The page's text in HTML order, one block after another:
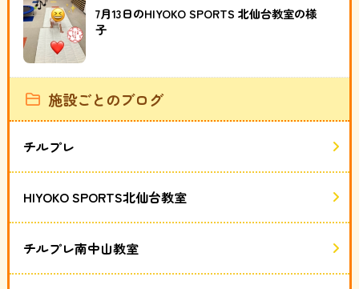
7月13日のHIYOKO SPORTS 北仙台教室の様
子
施設ごとのブログ
チルプレ
HIYOKO SPORTS北仙台教室
チルプレ南中山教室